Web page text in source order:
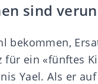
sind
bekommen,
für ein «fünftes
Yael. Als er